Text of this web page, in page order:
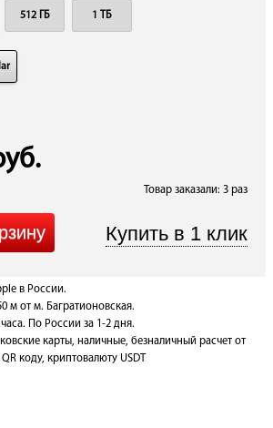
512 ГБ 1 ТБ
Товар заказали: 3 раз
в России.
м от м. Багратионовская.
По России за 1-2 дня.
карты, наличные, безналичный расчет от
коду, криптовалюту USDT